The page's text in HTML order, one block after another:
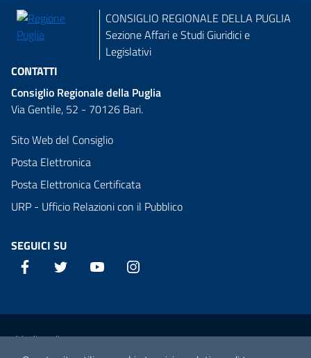
CONSIGLIO REGIONALE DELLA PUGLIA
Sezione Affari e Studi Giuridici e
Legislativi
CONTATTI
Consiglio Regionale della Puglia
Via Gentile, 52 - 70126 Bari.
Sito Web del Consiglio
Posta Elettronica
Posta Elettronica Certificata
URP - Ufficio Relazioni con il Pubblico
SEGUICI SU
Facebook Twitter YouTube
Sezione Link Utili
Media policy